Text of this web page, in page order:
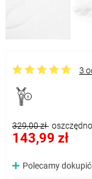
3
329,00 zł
143,99 zł
Polecamy dokupić